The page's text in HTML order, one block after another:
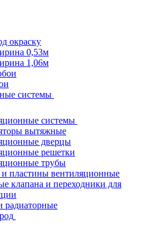
окраску
0,53м
1,06м
системы
системы
вытяжные
дверцы
решетки
трубы
пластины вентиляционные
клапана и переходники для
радиаторные